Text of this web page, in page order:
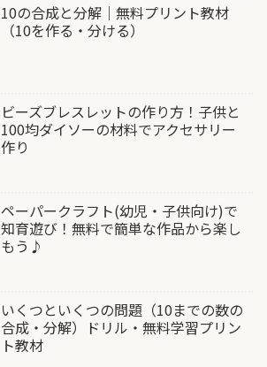
10の合成と分解｜無料プリント教材
（10を作る・分ける）
ビーズブレスレットの作り方！子供と
100均ダイソーの材料でアクセサリー
作り
ペーパークラフト(幼児・子供向け)で
知育遊び！無料で簡単な作品から楽し
もう♪
いくつといくつの問題（10までの数の
合成・分解）ドリル・無料学習プリン
ト教材